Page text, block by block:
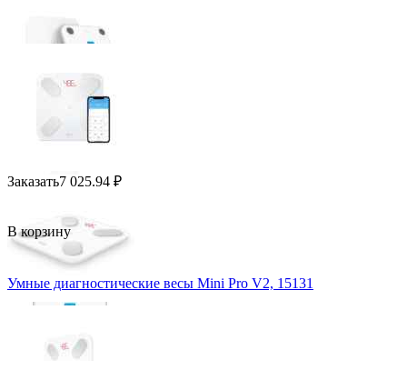
Заказать7 025.94 ₽
В корзину
Умные диагностические весы Mini Pro V2, 15131